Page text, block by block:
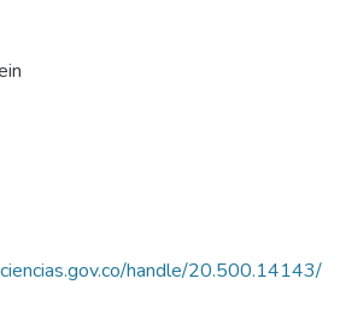
handle/20.500.14143/